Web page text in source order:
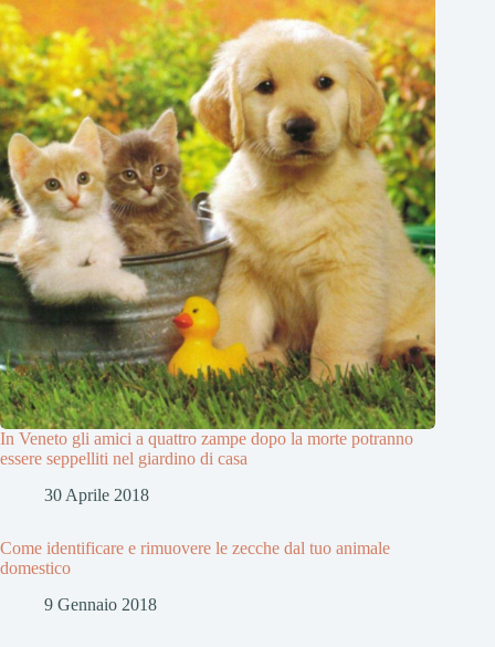
In Veneto gli amici a quattro zampe dopo la morte potranno
essere seppelliti nel giardino di casa
30 Aprile 2018
Come identificare e rimuovere le zecche dal tuo animale
domestico
9 Gennaio 2018